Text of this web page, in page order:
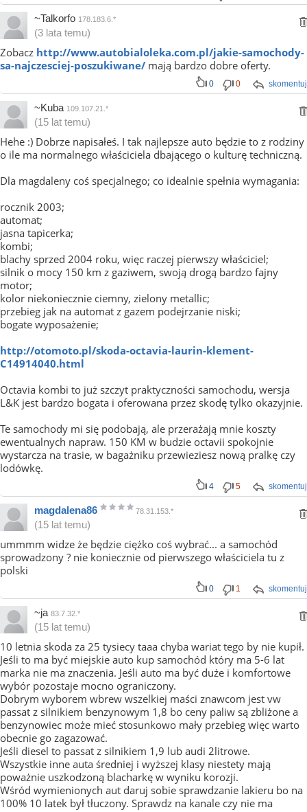
~Talkorfo 178.183.6.*
(3 lata temu)
Zobacz http://www.autobialoleka.com.pl/jakie-samochody-
sa-najczesciej-poszukiwane/ mają bardzo dobre oferty.
skomentuj
0 0
~Kuba 109.107.21.*
(15 lat temu)
Hehe :) Dobrze napisałeś. I tak najlepsze auto będzie to z rodziny
o ile ma normalnego właściciela dbającego o kulturę techniczną.
Dla magdaleny coś specjalnego; co idealnie spełnia wymagania:
rocznik 2003;
automat;
jasna tapicerka;
kombi;
blachy sprzed 2004 roku, więc raczej pierwszy właściciel;
silnik o mocy 150 km z gaziwem, swoją drogą bardzo fajny
motor;
kolor niekoniecznie ciemny, zielony metallic;
przebieg jak na automat z gazem podejrzanie niski;
bogate wyposażenie;
http://otomoto.pl/skoda-octavia-laurin-klement-
C14914040.html
Octavia kombi to już szczyt praktyczności samochodu, wersja
L&K jest bardzo bogata i oferowana przez skodę tylko okazyjnie.
Te samochody mi się podobają, ale przerażają mnie koszty
ewentualnych napraw. 150 KM w budzie octavii spokojnie
wystarcza na trasie, w bagażniku przewieziesz nową pralkę czy
lodówkę.
skomentuj
4 5
magdalena86 78.31.153.*
(15 lat temu)
ummmm widze że będzie ciężko coś wybrać... a samochód
sprowadzony ? nie koniecznie od pierwszego właściciela tu z
polski
skomentuj
0 1
~ja 83.7.32.*
(15 lat temu)
10 letnia skoda za 25 tysiecy taaa chyba wariat tego by nie kupił.
Jeśli to ma być miejskie auto kup samochód który ma 5-6 lat
marka nie ma znaczenia. Jeśli auto ma być duże i komfortowe
wybór pozostaje mocno ograniczony.
Dobrym wyborem wbrew wszelkiej maści znawcom jest vw
passat z silnikiem benzynowym 1,8 bo ceny paliw są zbliżone a
benzynowiec może mieć stosunkowo mały przebieg więc warto
obecnie go zagazować.
Jeśli diesel to passat z silnikiem 1,9 lub audi 2litrowe.
Wszystkie inne auta średniej i wyższej klasy niestety mają
poważnie uszkodzoną blacharkę w wyniku korozji.
Wśród wymienionych aut daruj sobie sprawdzanie lakieru bo na
100% 10 latek był tłuczony. Sprawdz na kanale czy nie ma